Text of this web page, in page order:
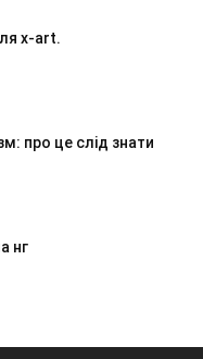
x-art.
про це слід знати
нг